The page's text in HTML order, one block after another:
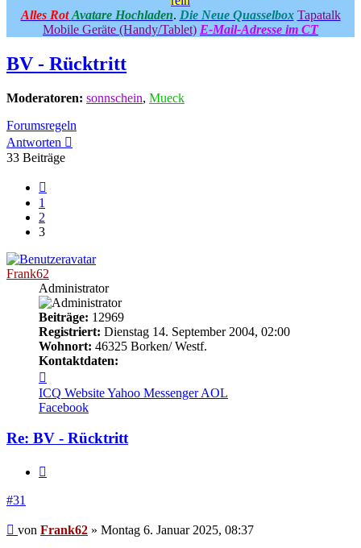
Alles Rot Avatare Hochladen. Die Neue Quasselbox Tapatalk
Mobile Geräte (Handy/Tablet) E-Mail-Adresse im CT
BV - Rücktritt
Moderatoren: sonnschein, Mueck
Forumsregeln
Antworten
33 Beiträge
1
2
3
Frank62
Administrator
Beiträge: 12969
Registriert: Dienstag 14. September 2004, 02:00
Wohnort: 46325 Borken/ Westf.
Kontaktdaten:
von
Frank62
ICQ WebsiteYahoo Messenger AOL
Facebook
Re: BV - Rücktritt
#31
Beitrag
von Frank62 » Montag 6. Januar 2025, 08:37